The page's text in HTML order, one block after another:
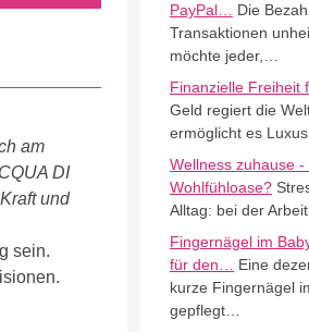
am
DI
und
sein.
PayPal…
Die
Transaktionen
möchte jeder,…
Finanzielle Freiheit
Geld regiert die
ermöglicht es
Wellness zuhause
Wohlfühloase?
Alltag: bei der
Fingernägel im
für den…
Eine
kurze Fingernägel
gepflegt…